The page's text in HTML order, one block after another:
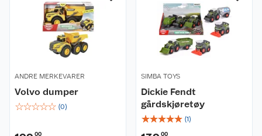
ANDRE MERKEVARER
Volvo dumper
☆☆☆☆☆ (0)
00
SIMBA TOYS
Dickie Fendt
gårdskjøretøy
☆☆☆☆☆ (1)
00